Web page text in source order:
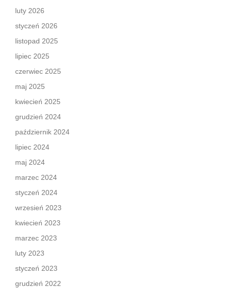
luty 2026
styczeń 2026
listopad 2025
lipiec 2025
czerwiec 2025
maj 2025
kwiecień 2025
grudzień 2024
październik 2024
lipiec 2024
maj 2024
marzec 2024
styczeń 2024
wrzesień 2023
kwiecień 2023
marzec 2023
luty 2023
styczeń 2023
grudzień 2022